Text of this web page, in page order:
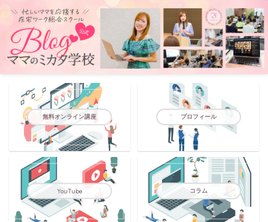
無料オンライン講座 プロフィール
YouTube コラム